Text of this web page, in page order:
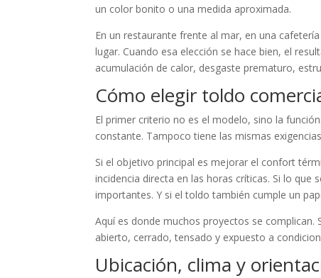
un color bonito o una medida aproximada.
En un restaurante frente al mar, en una
lugar. Cuando esa elección se hace bien, el
acumulación de calor, desgaste prematuro,
Cómo elegir toldo
El primer criterio no es el modelo, sino la
constante. Tampoco tiene las mismas
Si el objetivo principal es mejorar el confort
incidencia directa en las horas críticas. Si lo
importantes. Y si el toldo también cumple un
Aquí es donde muchos proyectos se
abierto, cerrado, tensado y expuesto a
Ubicación, clima y